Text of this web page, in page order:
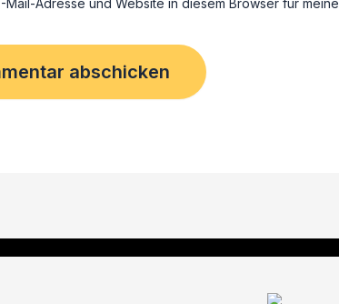
Mail-Adresse und Website in diesem Browser für